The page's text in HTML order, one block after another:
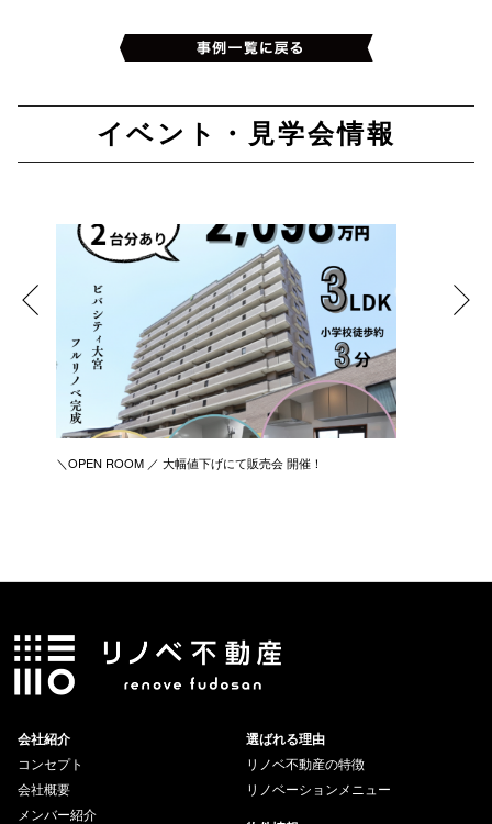
イベント・見学会情報
＼OPEN ROOM ／ 大幅値下げにて販売会 開催！
会社紹介
コンセプト
会社概要
メンバー紹介
選ばれる理由
リノベ不動産の特徴
リノベーションメニュー